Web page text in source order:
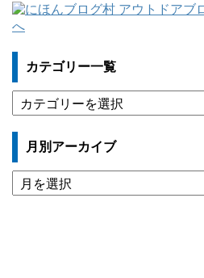
カテゴリー一覧
テ
ゴ
ー
一
覧
月別アーカイブ
月
別